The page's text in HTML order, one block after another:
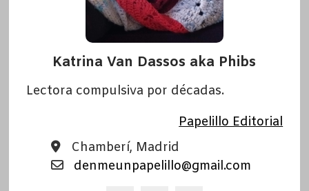
Katrina Van Dassos aka Phibs
Lectora compulsiva por décadas.
Papelillo Editorial
Chamberí, Madrid
denmeunpapelillo@gmail.com